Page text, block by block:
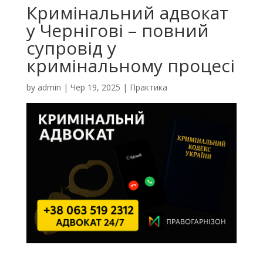
Кримінальний адвокат
у Чернігові – повний
супровід у
кримінальному процесі
by admin | Чер 19, 2025 | Практика